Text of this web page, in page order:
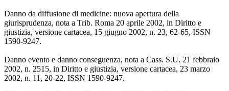
Danno da diffusione di medicine: nuova apertura della
giurisprudenza, nota a Trib. Roma 20 aprile 2002, in Diritto e
giustizia, versione cartacea, 15 giugno 2002, n. 23, 62-65, ISSN
1590-9247.
Danno evento e danno conseguenza, nota a Cass. S.U. 21 febbraio
2002, n. 2515, in Diritto e giustizia, versione cartacea, 23 marzo
2002, n. 11, 20-22, ISSN 1590-9247.